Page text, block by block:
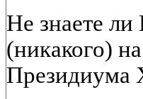
Не знаете
(никакого)
Президиума